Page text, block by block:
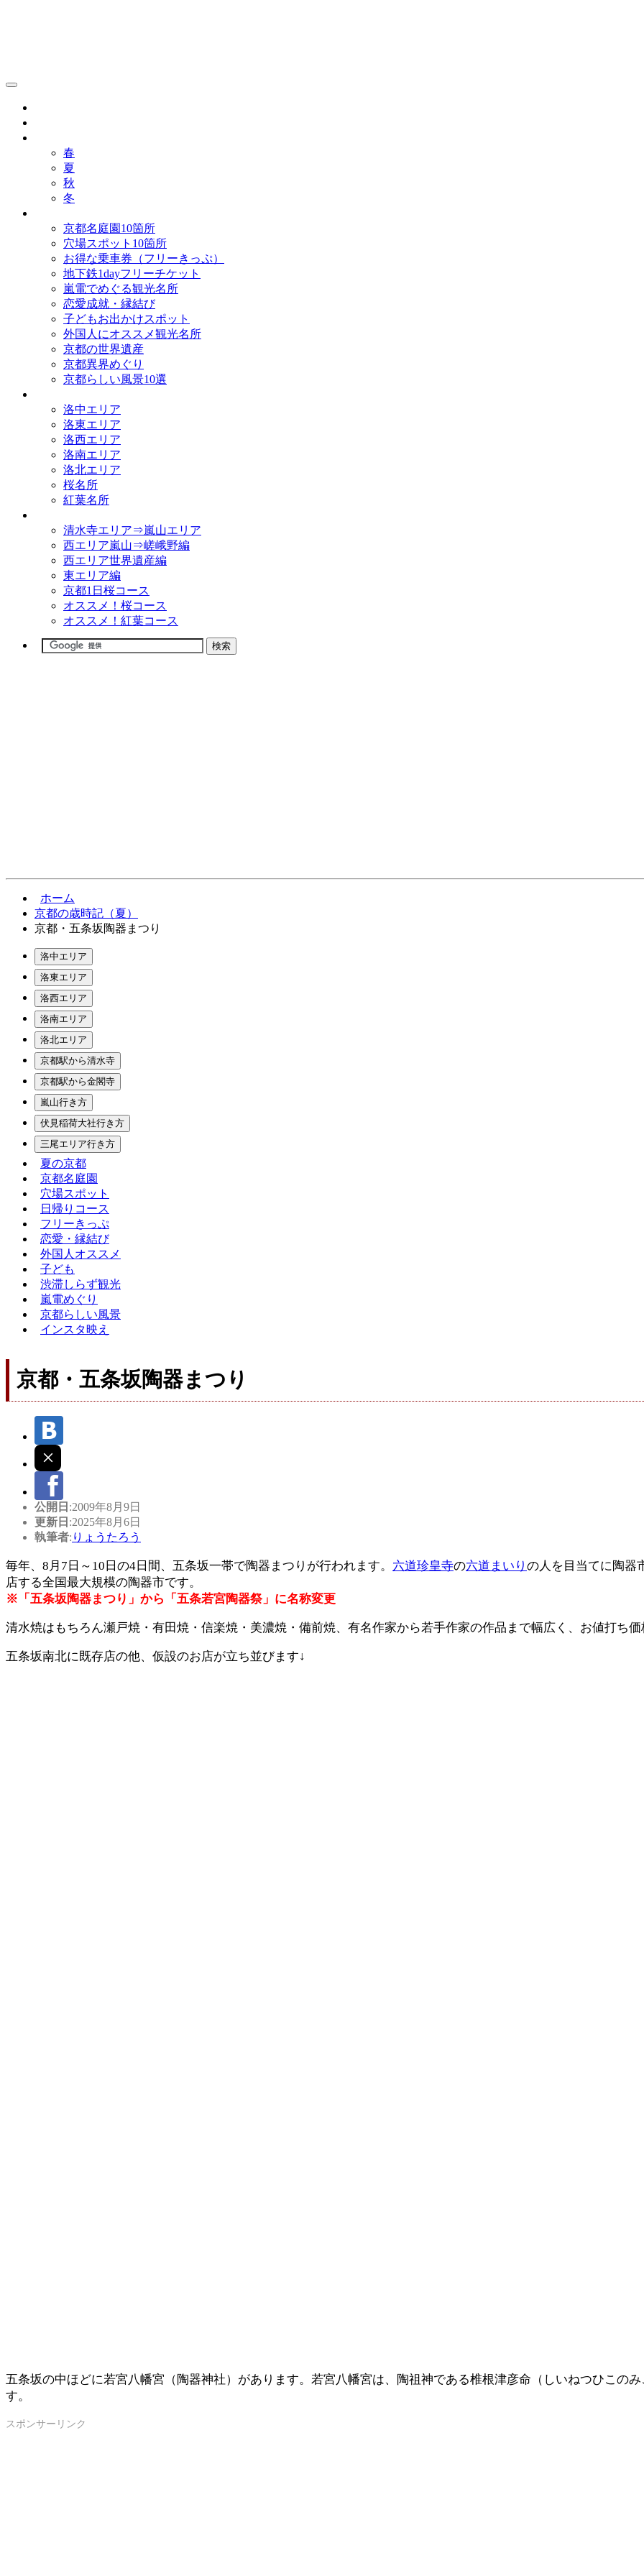
春
夏
秋
冬
京都名庭園10箇所
穴場スポット10箇所
お得な乗車券（フリーきっぷ）
地下鉄1dayフリーチケット
嵐電でめぐる観光名所
恋愛成就・縁結び
子どもお出かけスポット
外国人にオススメ観光名所
京都の世界遺産
京都異界めぐり
京都らしい風景10選
洛中エリア
洛東エリア
洛西エリア
洛南エリア
洛北エリア
桜名所
紅葉名所
清水寺エリア⇒嵐山エリア
西エリア嵐山⇒嵯峨野編
西エリア世界遺産編
東エリア編
京都1日桜コース
オススメ！桜コース
オススメ！紅葉コース
ホーム
京都の歳時記（夏）
京都・五条坂陶器まつり
洛中エリア
洛東エリア
洛西エリア
洛南エリア
洛北エリア
京都駅から清水寺
京都駅から金閣寺
嵐山行き方
伏見稲荷大社行き方
三尾エリア行き方
夏の京都
京都名庭園
穴場スポット
日帰りコース
フリーきっぷ
恋愛・縁結び
外国人オススメ
子ども
渋滞しらず観光
嵐電めぐり
京都らしい風景
インスタ映え
京都・五条坂陶器まつり
公開日 :2009年8月9日
更新日 :2025年8月6日
執筆者: りょうたろう
毎年、8月7日～10日の4日間、五条坂一帯で陶器まつりが行われます。 六道珍皇寺の六道まいり の人を目当てに陶器
店する全国最大規模の陶器市です。
※「五条坂陶器まつり」から「五条若宮陶器祭」に名称変更
清水焼はもちろん瀬戸焼・有田焼・信楽焼・美濃焼・備前焼、有名作家から若手作家の作品まで幅広く、お値打ち価
五条坂南北に既存店の他、仮設のお店が立ち並びます↓
五条坂の中ほどに若宮八幡宮（陶器神社）があります。若宮八幡宮は、陶祖神である椎根津彦命（しいねつひこの
す。
スポンサーリンク